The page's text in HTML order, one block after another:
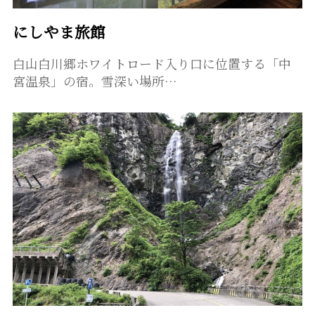
にしやま旅館
白山白川郷ホワイトロード入り口に位置する「中
宮温泉」の宿。雪深い場所…